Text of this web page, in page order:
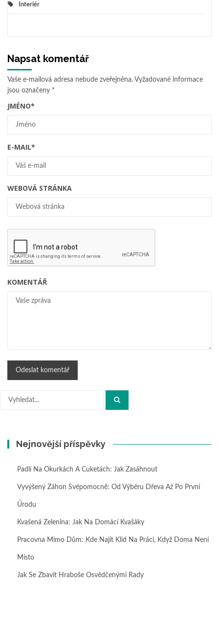
Interiér
Napsat komentář
Vaše e-mailová adresa nebude zveřejněna. Vyžadované informace
jsou označeny *
JMÉNO*
E-MAIL*
WEBOVÁ STRÁNKA
KOMENTÁŘ
Hledat:
Nejnovější příspěvky
Padlí Na Okurkách A Cuketách: Jak Zasáhnout
Vyvýšený Záhon Svépomocně: Od Výběru Dřeva Až Po První
Úrodu
Kvašená Zelenina: Jak Na Domácí Kvašáky
Pracovna Mimo Dům: Kde Najít Klid Na Práci, Když Doma Není
Místo
Jak Se Zbavit Hraboše Osvědčenými Rady